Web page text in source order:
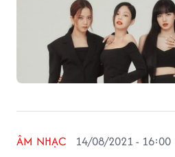
ÂM NHẠC 14/08/2021 - 16:00